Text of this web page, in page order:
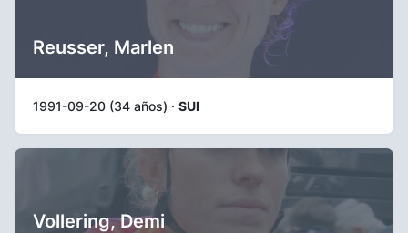
Reusser, Marlen
1991-09-20 (34 años) · SUI
Vollering, Demi